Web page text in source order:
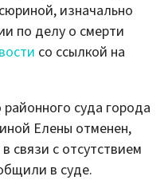
изначально
по делу о смерти
со ссылкой на
суда города
Елены отменен,
связи с отсутствием
в суде.